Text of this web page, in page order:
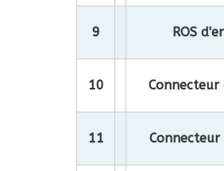
9 ROS
10 Connecteur
11